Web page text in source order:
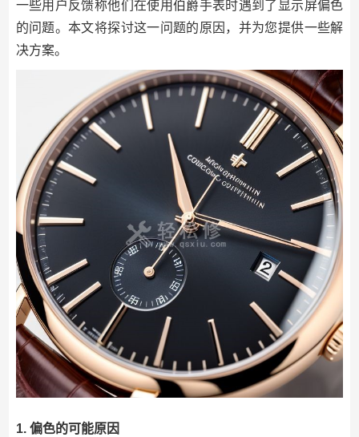
一些用户反馈称他们在使用伯爵手表时遇到了显示屏偏色
的问题。本文将探讨这一问题的原因，并为您提供一些解
决方案。
1. 偏色的可能原因